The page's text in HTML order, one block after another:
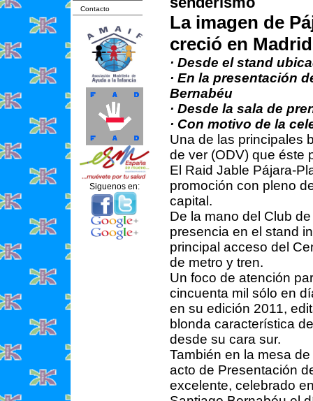
Contacto
Siguenos en:
La imagen de
creció en
· Desde el stand
· En la presentación
Bernabéu
· Desde la sala de
· Con motivo de la
Una de las principales
de ver (ODV) que éste
El Raid Jable Pájara-
promoción con pleno
capital.
De la mano del Club
presencia en el stand
principal acceso del
de metro y tren.
Un foco de atención
cincuenta mil sólo en
en su edición 2011,
blonda característica
desde su cara sur.
También en la mesa
acto de Presentación
excelente, celebrado